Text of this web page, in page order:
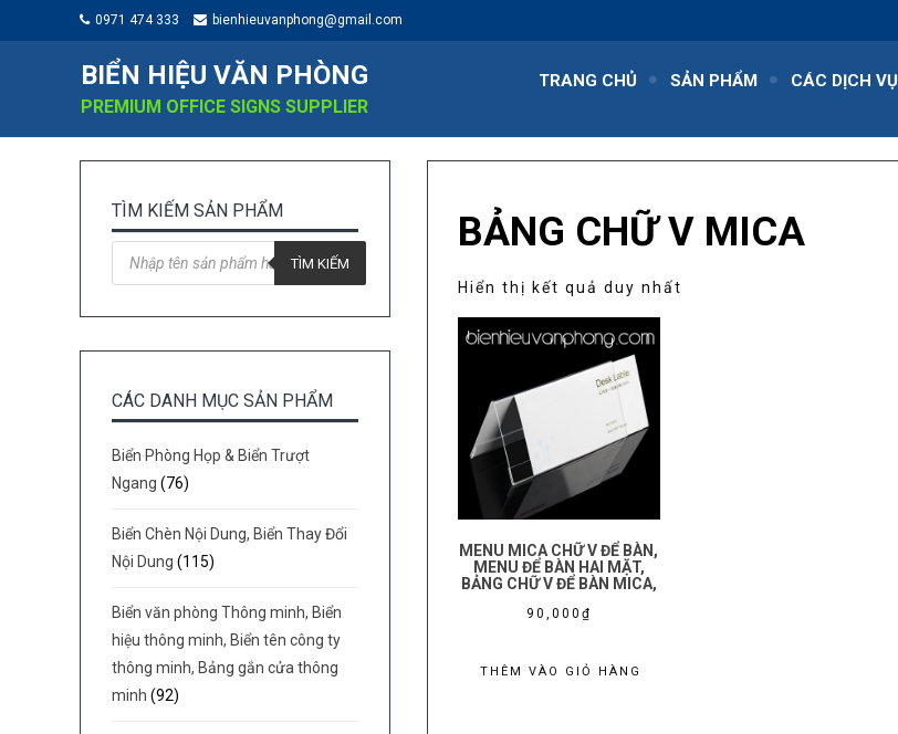
0971 474 333 bienhieuvanphong@gmail.com
BIỂN HIỆU VĂN PHÒNG
PREMIUM OFFICE SIGNS SUPPLIER
TRANG CHỦ SẢN PHẨM CÁC DỊCH VỤ
BẢNG CHỮ V MICA
Hiển thị kết quả duy nhất
MENU MICA CHỮ V ĐỂ BÀN,
MENU ĐỂ BÀN HAI MẶT,
BẢNG CHỮ V ĐỂ BÀN MICA,
90,000 ₫
THÊM VÀO GIỎ HÀNG
TÌM KIẾM SẢN PHẨM
Tìm
kiếm
TÌM KIẾM
CÁC DANH MỤC SẢN PHẨM
Biển Phòng Họp & Biển Trượt
Ngang (76)
Biển Chèn Nội Dung, Biển Thay Đổi
Nội Dung (115)
Biển văn phòng Thông minh, Biển
hiệu thông minh, Biển tên công ty
thông minh, Bảng gắn cửa thông
minh (92)